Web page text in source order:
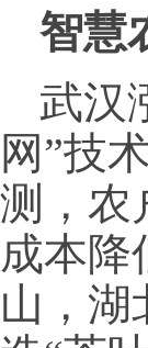
智慧
武汉
网”技
测，农
成本降
山，湖